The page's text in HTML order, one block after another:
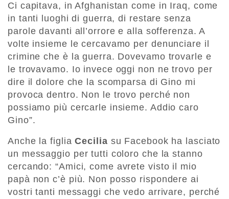
Ci capitava, in Afghanistan come in Iraq, come
in tanti luoghi di guerra, di restare senza
parole davanti all’orrore e alla sofferenza. A
volte insieme le cercavamo per denunciare il
crimine che è la guerra. Dovevamo trovarle e
le trovavamo. Io invece oggi non ne trovo per
dire il dolore che la scomparsa di Gino mi
provoca dentro. Non le trovo perché non
possiamo più cercarle insieme. Addio caro
Gino”.
Anche la figliaCecilia su Facebook ha lasciato
un messaggio per tutti coloro che la stanno
cercando: “Amici, come avrete visto il mio
papà non c’è più. Non posso rispondere ai
vostri tanti messaggi che vedo arrivare, perché